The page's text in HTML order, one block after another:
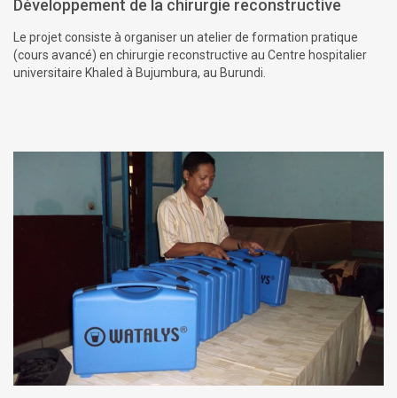
Développement de la chirurgie reconstructive
Le projet consiste à organiser un atelier de formation pratique
(cours avancé) en chirurgie reconstructive au Centre hospitalier
universitaire Khaled à Bujumbura, au Burundi.